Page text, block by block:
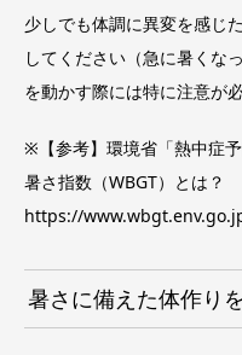
少しでも体調に異変を感じ
してください（急に暑くな
を動かす際には特に注意が
※【参考】環境省「熱中症予
暑さ指数（WBGT）とは？
https://
暑さに備えた体作り